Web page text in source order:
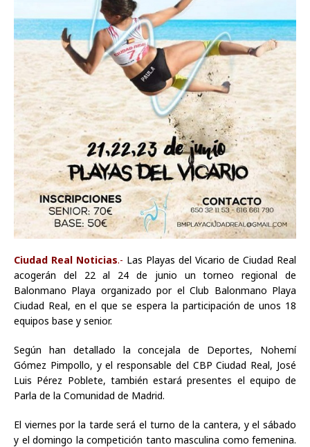
Ciudad Real Noticias.- Las Playas del Vicario de Ciudad Real
acogerán del 22 al 24 de junio un torneo regional de
Balonmano Playa organizado por el Club Balonmano Playa
Ciudad Real, en el que se espera la participación de unos 18
equipos base y senior.
Según han detallado la concejala de Deportes, Nohemí
Gómez Pimpollo, y el responsable del CBP Ciudad Real, José
Luis Pérez Poblete, también estará presentes el equipo de
Parla de la Comunidad de Madrid.
El viernes por la tarde será el turno de la cantera, y el sábado
y el domingo la competición tanto masculina como femenina.